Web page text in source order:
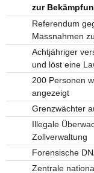
zur
Referendum
Massnahmen
Achtjähriger
und löst eine
200 Personen
angezeigt
Grenzwächter
Illegale
Zollverwaltung
Forensische
Zentrale